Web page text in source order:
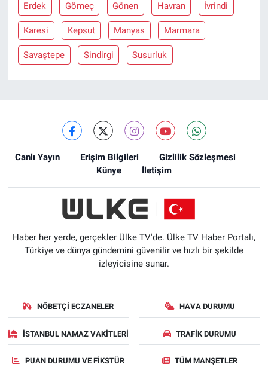
Erdek Gömeç Gönen Havran İvrindi
Karesi Kepsut Manyas Marmara
Savaştepe Sindirgi Susurluk
Canlı Yayın Erişim Bilgileri
Gizlilik Sözleşmesi
Künye
İletişim
Haber her yerde, gerçekler Ülke TV'de. Ülke TV Haber Portalı,
Türkiye ve dünya gündemini güvenilir ve hızlı bir şekilde
izleyicisine sunar.
NÖBETÇI ECZANELER HAVA DURUMU
İSTANBUL NAMAZ VAKITLERI TRAFIK DURUMU
PUAN DURUMU VE FIKSTÜR TÜM MANŞETLER